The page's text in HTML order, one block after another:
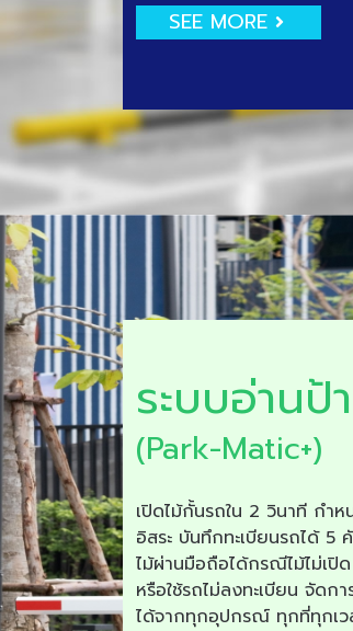
SEE MORE
ระบบอ่านป้
(Park-Matic+)
เปิดไม้กั้นรถใน 2 วินาที กำ
อิสระ บันทึกทะเบียนรถได้ 5
ไม้ผ่านมือถือได้กรณีไม้ไม่เปิ
หรือใช้รถไม่ลงทะเบียน จัดก
ได้จากทุกอุปกรณ์ ทุกที่ทุกเว